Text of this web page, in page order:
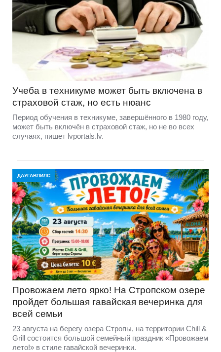
Учеба в техникуме может быть включена в
страховой стаж, но есть нюанс
Период обучения в техникуме, завершённого в 1980 году,
может быть включён в страховой стаж, но не во всех
случаях, пишет lvportals.lv.
ДАУГАВПИЛС
Провожаем лето ярко! На Стропском озере
пройдет большая гавайская вечеринка для
всей семьи
23 августа на берегу озера Стропы, на территории Chill &
Grill состоится большой семейный праздник «Провожаем
лето!» в стиле гавайской вечеринки.